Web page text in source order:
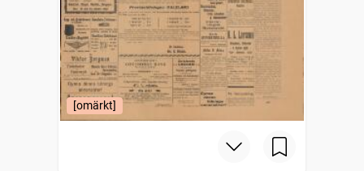
[omärkt]